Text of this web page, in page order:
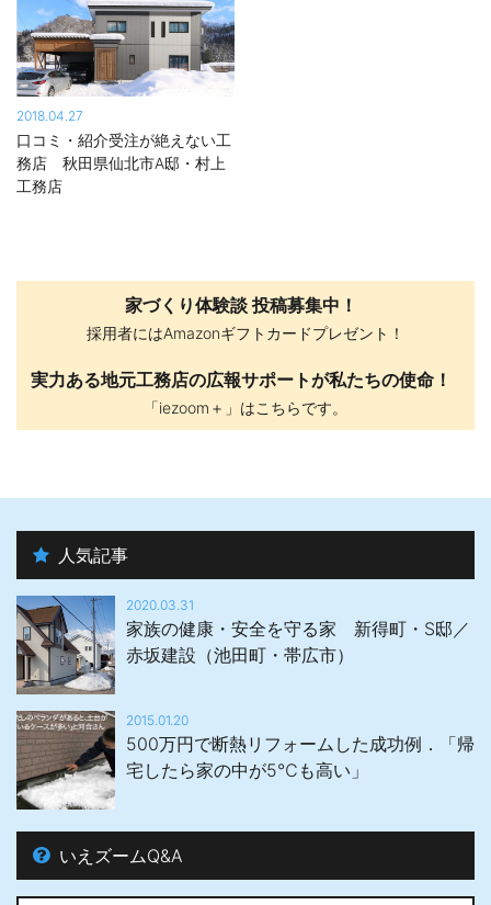
2018.04.27
口コミ・紹介受注が絶えない工
務店 秋田県仙北市A邸・村上
工務店
家づくり体験談 投稿募集中！
採用者にはAmazonギフトカードプレゼント！
実力ある地元工務店の広報サポートが私たちの使命！
「iezoom＋」はこちらです。
人気記事
2020.03.31
家族の健康・安全を守る家 新得町・S邸／
赤坂建設（池田町・帯広市）
2015.01.20
500万円で断熱リフォームした成功例．「帰
宅したら家の中が5℃も高い」
いえズームQ&A